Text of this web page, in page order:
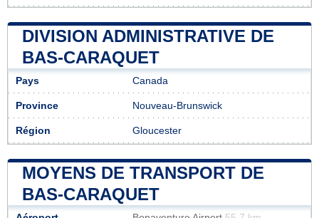
DIVISION ADMINISTRATIVE DE
BAS-CARAQUET
Pays Canada
Province Nouveau-Brunswick
Région Gloucester
MOYENS DE TRANSPORT DE
BAS-CARAQUET